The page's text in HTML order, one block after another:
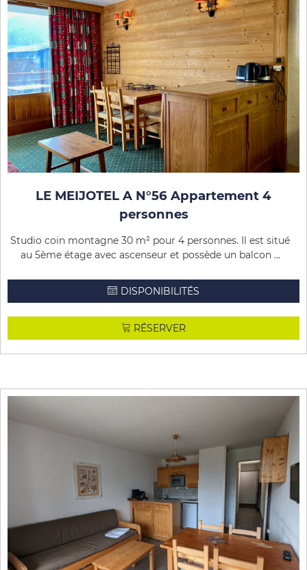
LE MEIJOTEL A N°56 Appartement 4
personnes
Studio coin montagne 30 m² pour 4 personnes. Il est situé
au 5ème étage avec ascenseur et possède un balcon ...
DISPONIBILITÉS
RÉSERVER